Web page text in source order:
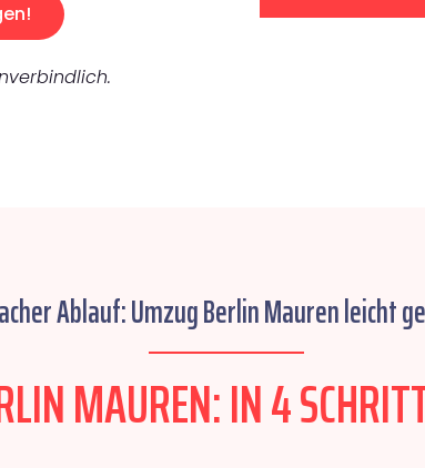
Ablauf: Umzug Berlin Mauren leicht
MAUREN: IN 4